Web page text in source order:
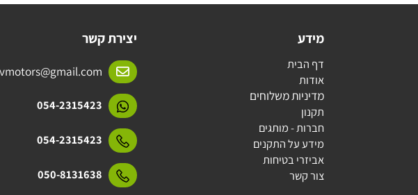
מידע
דף הבית
אודות
מדיניות משלוחים
תקנון
חברות - מותגים
מידע על התקנים
אביזרי בטיחות
יצירת קשר
levmotors@gmail.com
054-2315423
054-2315423
050-8131638